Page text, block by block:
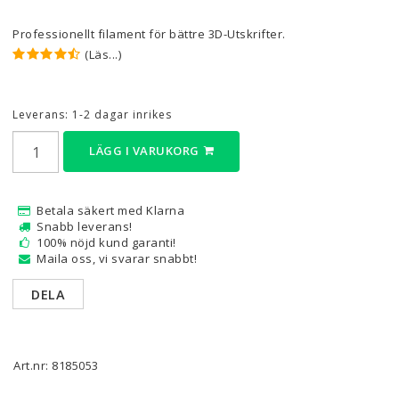
Professionellt filament för bättre 3D-Utskrifter.
(Läs...)
Leverans: 1-2 dagar inrikes
LÄGG I VARUKORG
Betala säkert med Klarna
Snabb leverans!
100% nöjd kund garanti!
Maila oss, vi svarar snabbt!
DELA
Art.nr: 8185053